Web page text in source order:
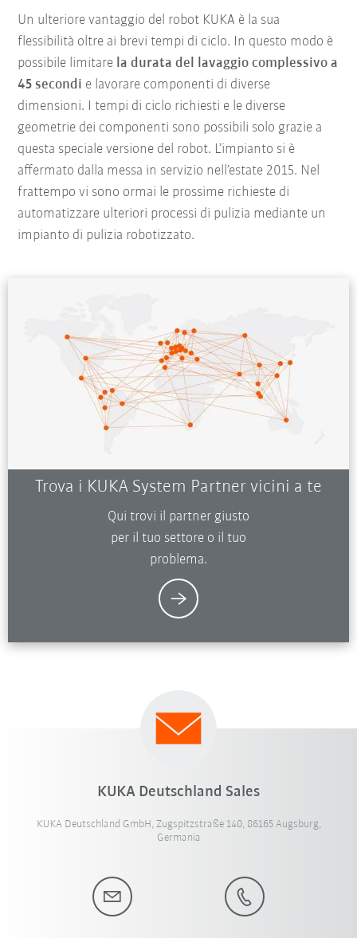
Un ulteriore vantaggio del robot KUKA è la sua
flessibilità oltre ai brevi tempi di ciclo. In questo modo è
possibile limitare la durata del lavaggio complessivo a
45 secondi e lavorare componenti di diverse
dimensioni. I tempi di ciclo richiesti e le diverse
geometrie dei componenti sono possibili solo grazie a
questa speciale versione del robot. L’impianto si è
affermato dalla messa in servizio nell’estate 2015. Nel
frattempo vi sono ormai le prossime richieste di
automatizzare ulteriori processi di pulizia mediante un
impianto di pulizia robotizzato.
Trova i KUKA System Partner vicini a te
Qui trovi il partner giusto
per il tuo settore o il tuo
problema.
KUKA Deutschland Sales
KUKA Deutschland GmbH, Zugspitzstraße 140, 86165 Augsburg,
Germania